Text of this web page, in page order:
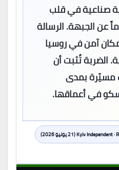
صناعية في قلب
عن الجبهة. الرسالة
مكان آمن في روسيا
الضربة تُثبت أن
مسيّرة بمدى
في أعماقها.